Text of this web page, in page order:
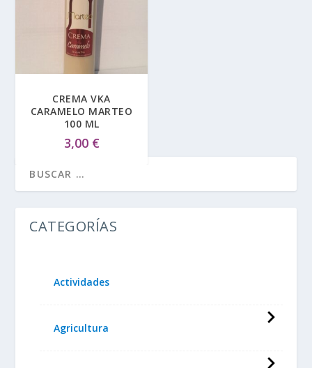
CREMA VKA
CARAMELO MARTEO
100 ML
3,00 €
CATEGORÍAS
Actividades
Agricultura